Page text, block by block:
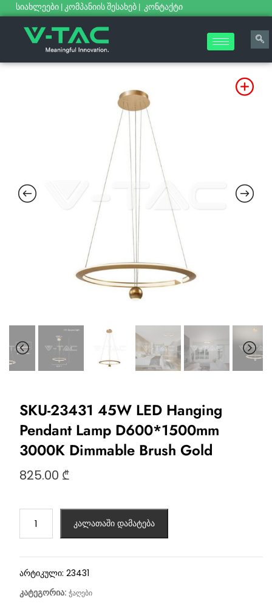
სიახლეები | კომპანიის შესახებ | კონტაქტი
SKU-23431 45W LED Hanging
Pendant Lamp D600*1500mm
3000K Dimmable Brush Gold
825.00 ₾
კალათაში დამატება
არტიკული: 23431
კატეგორია: ჭაღები